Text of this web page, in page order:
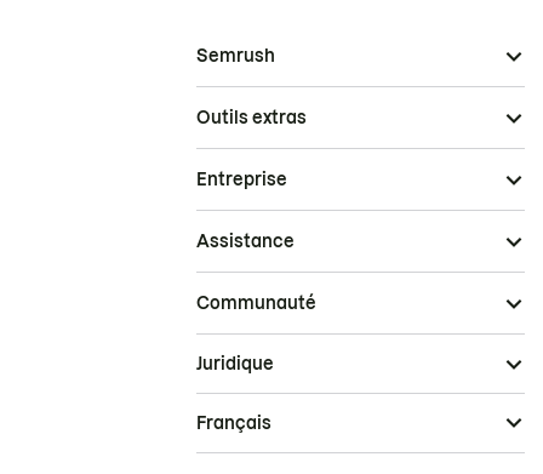
Semrush
Outils extras
Entreprise
Assistance
Communauté
Juridique
Français